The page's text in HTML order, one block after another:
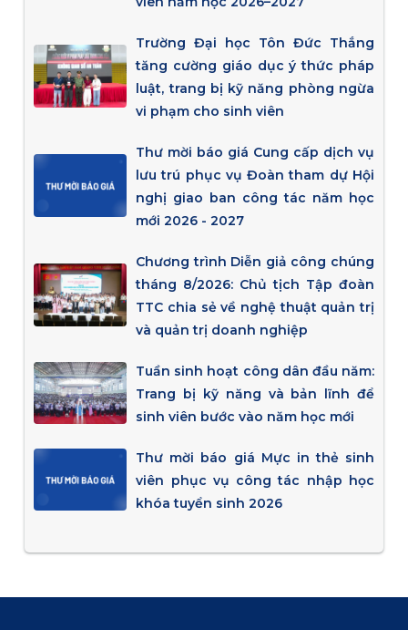
Trường Đại học Tôn Đức Thắng
tăng cường giáo dục ý thức pháp
luật, trang bị kỹ năng phòng ngừa
vi phạm cho sinh viên
Thư mời báo giá Cung cấp dịch vụ
lưu trú phục vụ Đoàn tham dự Hội
nghị giao ban công tác năm học
mới 2026 - 2027
Chương trình Diễn giả công chúng
tháng 8/2026: Chủ tịch Tập đoàn
TTC chia sẻ về nghệ thuật quản trị
và quản trị doanh nghiệp
Tuần sinh hoạt công dân đầu năm:
Trang bị kỹ năng và bản lĩnh để
sinh viên bước vào năm học mới
Thư mời báo giá Mực in thẻ sinh
viên phục vụ công tác nhập học
khóa tuyển sinh 2026